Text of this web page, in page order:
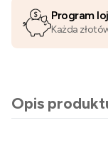
Program
Każda
Opis